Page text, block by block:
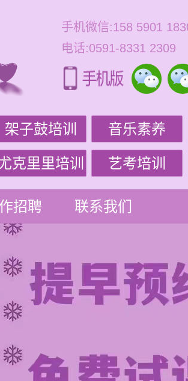
手机微信:158 5901
电话:0591-8331 2309
架子鼓培训 音乐素养
克里里培训 艺考培训
招聘 联系我们